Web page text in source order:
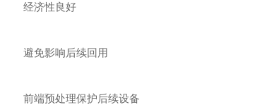
经济性良好
避免影响后续回用
前端预处理保护后续设备